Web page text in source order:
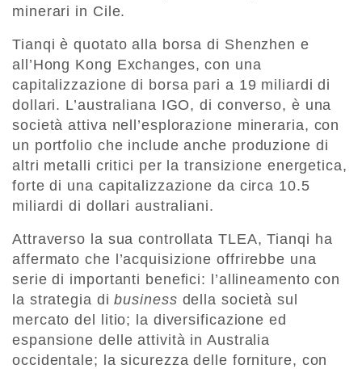
minerari in Cile.
Tianqi è quotato alla borsa di Shenzhen e
all’Hong Kong Exchanges, con una
capitalizzazione di borsa pari a 19 miliardi di
dollari. L’australiana IGO, di converso, è una
società attiva nell’esplorazione mineraria, con
un portfolio che include anche produzione di
altri metalli critici per la transizione energetica,
forte di una capitalizzazione da circa 10.5
miliardi di dollari australiani.
Attraverso la sua controllata TLEA, Tianqi ha
affermato che l’acquisizione offrirebbe una
serie di importanti benefici: l’allineamento con
la strategia dibusiness della società sul
mercato del litio; la diversificazione ed
espansione delle attività in Australia
occidentale; la sicurezza delle forniture, con